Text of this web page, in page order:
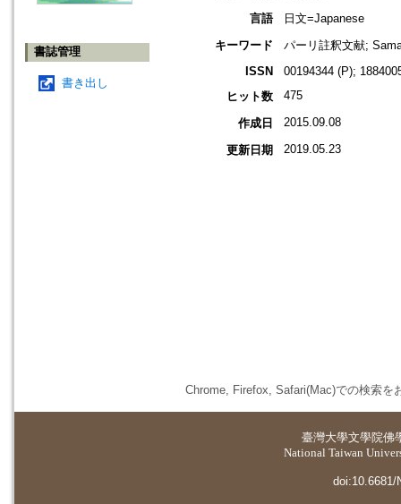
書誌管理
書き出し
言語
日文=Japanese
キーワード
パーリ註釈文献;
ISSN
00194344 (P);
ヒット数
475
作成日 2015.09.08
更新日期 2019.05.23
Chrome, Firefox, Safari(Mac)での検索を
臺灣大學文學院佛
National Taiwan
doi:10.6681/